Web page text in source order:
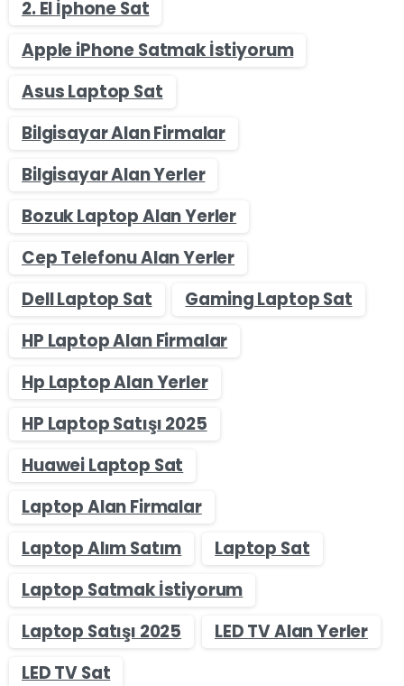
2. El İphone Sat
Apple iPhone Satmak İstiyorum
Asus Laptop Sat
Bilgisayar Alan Firmalar
Bilgisayar Alan Yerler
Bozuk Laptop Alan Yerler
Cep Telefonu Alan Yerler
Dell Laptop Sat
Gaming Laptop Sat
HP Laptop Alan Firmalar
Hp Laptop Alan Yerler
HP Laptop Satışı 2025
Huawei Laptop Sat
Laptop Alan Firmalar
Laptop Alım Satım
Laptop Sat
Laptop Satmak İstiyorum
Laptop Satışı 2025
LED TV Alan Yerler
LED TV Sat